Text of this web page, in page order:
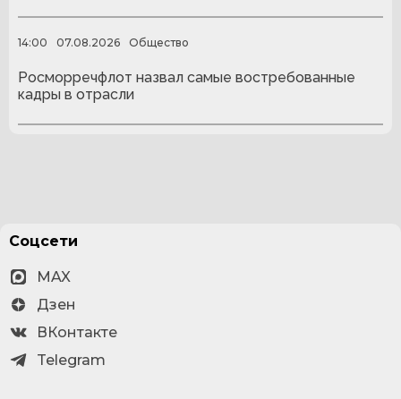
14:00 07.08.2026 Общество
Росморречфлот назвал самые востребованные
кадры в отрасли
Соцсети
MAX
Дзен
ВКонтакте
Telegram